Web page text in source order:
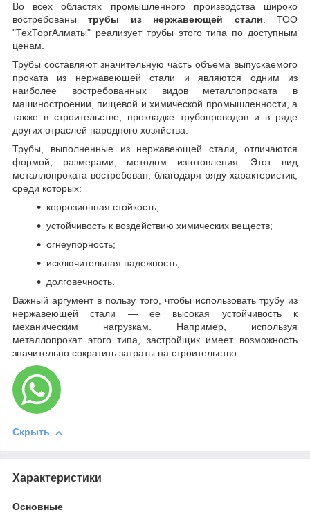
Во всех областях промышленного производства широко
востребованытрубы из нержавеющей стали. ТОО
"ТехТоргАлматы" реализует трубы этого типа по доступным
ценам.
Трубы составляют значительную часть объема выпускаемого
проката из нержавеющей стали и являются одним из
наиболее востребованных видов металлопроката в
машиностроении, пищевой и химической промышленности, а
также в строительстве, прокладке трубопроводов и в ряде
других отраслей народного хозяйства.
Трубы, выполненные из нержавеющей стали, отличаются
формой, размерами, методом изготовления. Этот вид
металлопроката востребован, благодаря ряду характеристик,
среди которых:
коррозионная стойкость;
устойчивость к воздействию химических веществ;
огнеупорность;
исключительная надежность;
долговечность.
Важный аргумент в пользу того, чтобы использовать трубу из
нержавеющей стали — ее высокая устойчивость к
механическим нагрузкам. Например, используя
металлопрокат этого типа, застройщик имеет возможность
значительно сократить затраты на строительство.
Скрыть
Характеристики
Основные